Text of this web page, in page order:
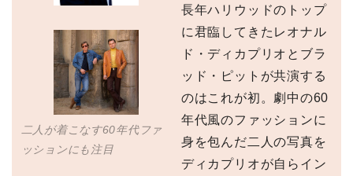
二人が着こなす60年代ファ
ッションにも注目
長年ハリウッドのトップ
に君臨してきたレオナル
ド・ディカプリオとブラ
ッド・ピットが共演する
のはこれが初。劇中の60
年代風のファッションに
身を包んだ二人の写真を
ディカプリオが自らイン